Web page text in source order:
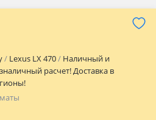
Lexus LX 470
Наличный и
расчет! Доставка в